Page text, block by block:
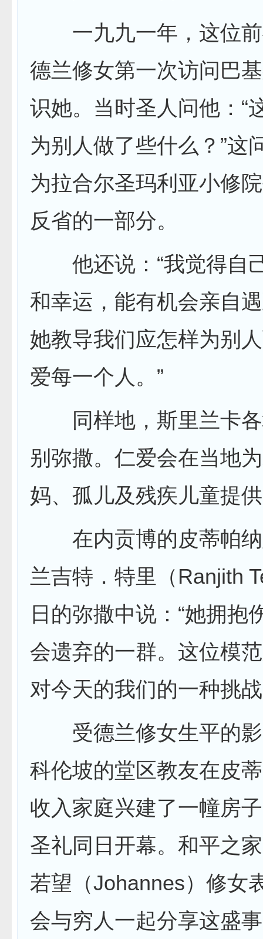
一九九一年，这位前
德兰修女第一次访问巴
识她。当时圣人问他：“
为别人做了些什么？”这
为拉合尔圣玛利亚小修
反省的一部分。
他还说：“我觉得自
和幸运，能有机会亲自
她教导我们应怎样为别
爱每一个人。”
同样地，斯里兰卡各
别弥撒。仁爱会在当地
妈、孤儿及残疾儿童提
在内贡博的皮蒂帕纳
兰吉特．特里（Ranjith
日的弥撒中说：“她拥抱
会遗弃的一群。这位模
对今天的我们的一种挑
受德兰修女生平的影
科伦坡的堂区教友在皮
收入家庭兴建了一幢房
圣礼同日开幕。和平之
若望（Johannes）修女
会与穷人一起分享这盛